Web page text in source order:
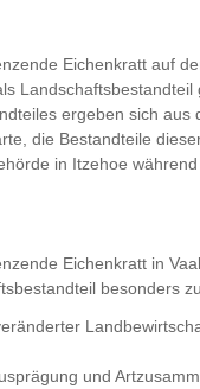
Eichenkratt auf
ergeben sich
die Bestandteile
in Itzehoe
Eichenkratt in
besonders
und